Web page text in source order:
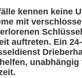
kennen keine
mit
auftreten. Ein
unabhängig